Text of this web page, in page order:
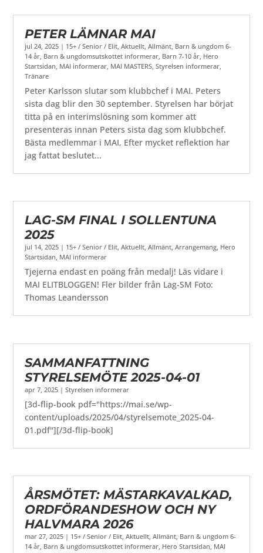
PETER LÄMNAR MAI
jul 24, 2025 | 15+ / Senior / Elit ,Aktuellt ,Allmänt Barn & ungdom 6-
14 år Barn & ungdomsutskottet informerar Barn 7-10 år Hero
Startsidan MAI informerar MAI MASTERS ,Styrelsen informerar
Tränare
Peter Karlsson slutar som klubbchef i MAI. Peters
sista dag blir den 30 september. Styrelsen har börjat
titta på en interimslösning som kommer att
presenteras innan Peters sista dag som klubbchef.
Bästa medlemmar i MAI, Efter mycket reflektion har
jag fattat beslutet...
LAG-SM FINAL I SOLLENTUNA
2025
jul 14, 2025 | 15+ / Senior / Elit,Aktuellt,Allmänt,Arrangemang, Hero
Startsidan, MAI informerar
Tjejerna endast en poäng från medalj! Läs vidare i
MAI ELITBLOGGEN! Fler bilder från Lag-SM Foto:
Thomas Leandersson
SAMMANFATTNING
STYRELSEMÖTE 2025-04-01
apr 7, 2025 |Styrelsen informerar
[3d-flip-book pdf="https://mai.se/wp-
content/uploads/2025/04/styrelsemote_2025-04-
01.pdf"][/3d-flip-book]
ÅRSMÖTET: MÄSTARKAVALKAD,
ORDFÖRANDESHOW OCH NY
HALVMARA 2026
mar 27, 2025 | 15+ / Senior / Elit,Aktuellt,Allmänt, Barn & ungdom 6-
14 år, Barn & ungdomsutskottet informerar, Hero Startsidan, MAI